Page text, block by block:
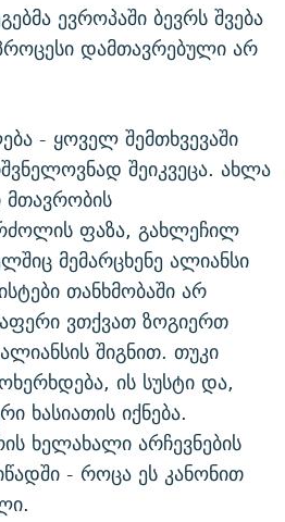
ევროპაში ბევრს შვება
დამთავრებული არ
- ყოველ შემთხვევაში
შეიკვეცა. ახლა
ფაზა, გახლეჩილ
მემარცხენე ალიანსი
თანხმობაში არ
ვთქვათ ზოგიერთ
შიგნით. თუკი
ის სუსტი და,
ხასიათის იქნება.
ხელახალი არჩევნების
- როცა ეს კანონით